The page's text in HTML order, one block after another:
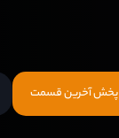
پخش آخرین قسمت